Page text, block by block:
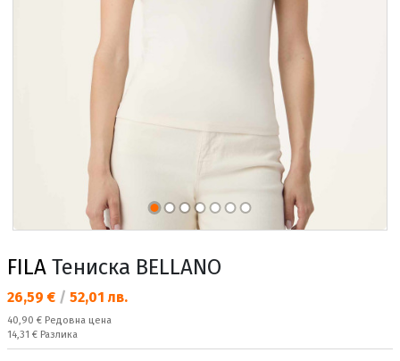
FILA Тениска BELLANO
Текуща цена:
26,59 € / 52,01 лв.
Редовна цена:
40,90 € Редовна цена
Спестявате:
14,31 € Разлика